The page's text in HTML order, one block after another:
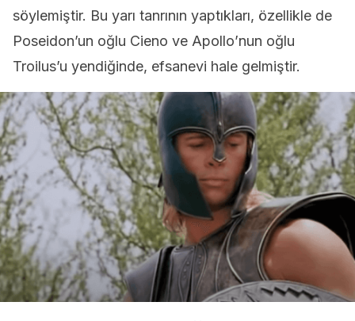
söylemiştir. Bu yarı tanrının yaptıkları, özellikle de
Poseidon’un oğlu Cieno ve Apollo’nun oğlu
Troilus’u yendiğinde, efsanevi hale gelmiştir.